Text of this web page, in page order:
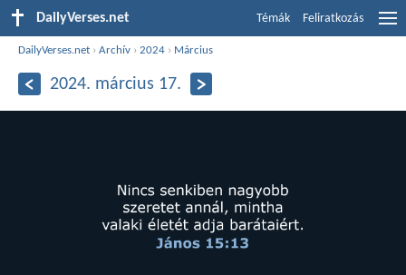
DailyVerses.net Témák Feliratkozás
DailyVerses.net ›Archív ›2024 › Március
2024. március 17.